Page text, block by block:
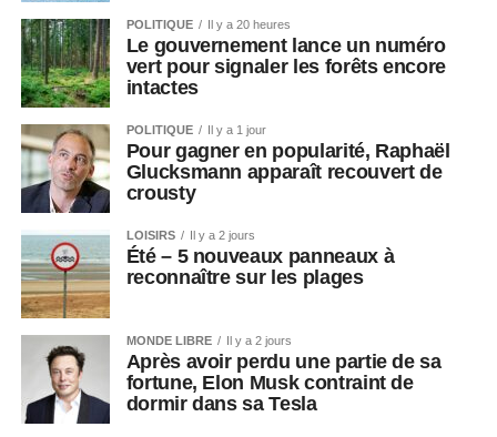
POLITIQUE Il y a 20 heures
Le gouvernement lance un numéro
vert pour signaler les forêts encore
intactes
POLITIQUE Il y a 1 jour
Pour gagner en popularité, Raphaël
Glucksmann apparaît recouvert de
crousty
LOISIRS Il y a 2 jours
Été – 5 nouveaux panneaux à
reconnaître sur les plages
MONDE LIBRE Il y a 2 jours
Après avoir perdu une partie de sa
fortune, Elon Musk contraint de
dormir dans sa Tesla